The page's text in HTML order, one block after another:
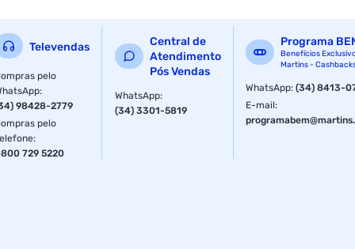
Televendas
pelo
:
98428-2779
pelo
:
729 5220
Central de
Atendimento
Pós Vendas
WhatsApp:
(34) 3301-5819
Programa
Benefícios
Martins -
WhatsApp:(34) 8413-
E-mail: